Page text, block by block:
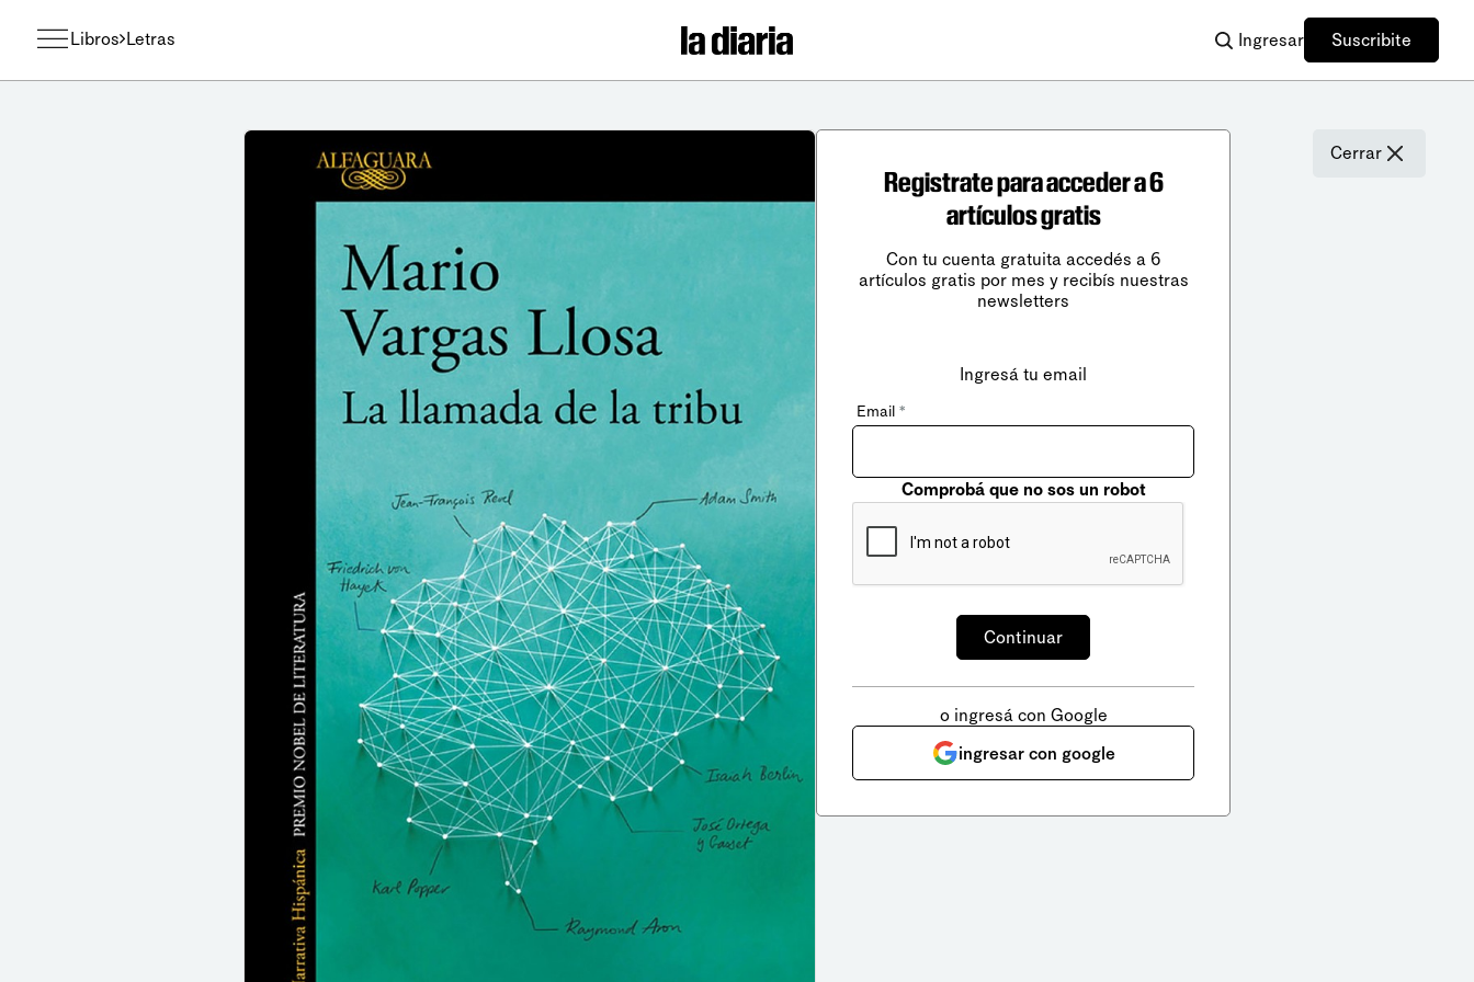
Libros Letras Ingresar Suscribite
Cerrar
Registrate para acceder a 6
artículos gratis
Con tu cuenta gratuita accedés a 6
artículos gratis por mes y recibís nuestras
newsletters
Ingresá tu email
Email *
Comprobá que no sos un robot
o ingresá con Google
ingresar con google